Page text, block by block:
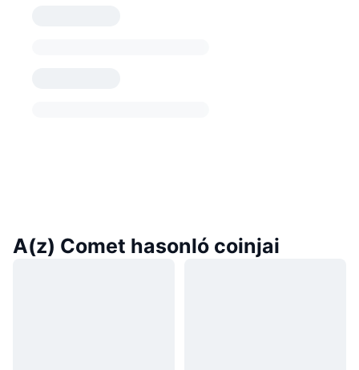
A(z) Comet hasonló coinjai